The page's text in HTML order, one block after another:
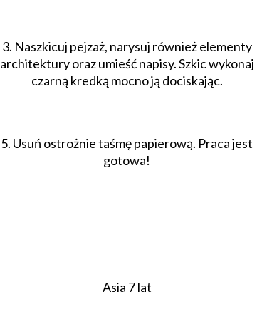
3. Naszkicuj pejzaż, narysuj również elementy
architektury oraz umieść napisy. Szkic wykonaj
czarną kredką mocno ją dociskając.
5. Usuń ostrożnie taśmę papierową. Praca jest
gotowa!
Asia 7 lat